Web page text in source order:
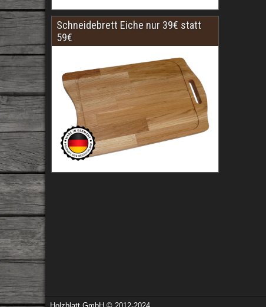
Schneidebrett Eiche nur 39€ statt
59€